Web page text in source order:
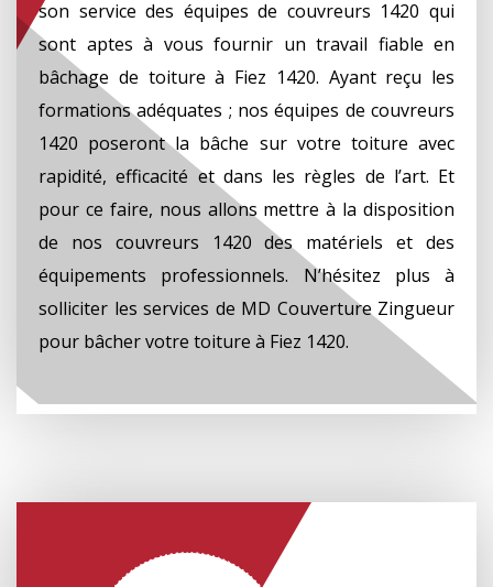
son service des équipes de couvreurs 1420 qui
sont aptes à vous fournir un travail fiable en
bâchage de toiture à Fiez 1420. Ayant reçu les
formations adéquates ; nos équipes de couvreurs
1420 poseront la bâche sur votre toiture avec
rapidité, efficacité et dans les règles de l’art. Et
pour ce faire, nous allons mettre à la disposition
de nos couvreurs 1420 des matériels et des
équipements professionnels. N’hésitez plus à
solliciter les services de MD Couverture Zingueur
pour bâcher votre toiture à Fiez 1420.